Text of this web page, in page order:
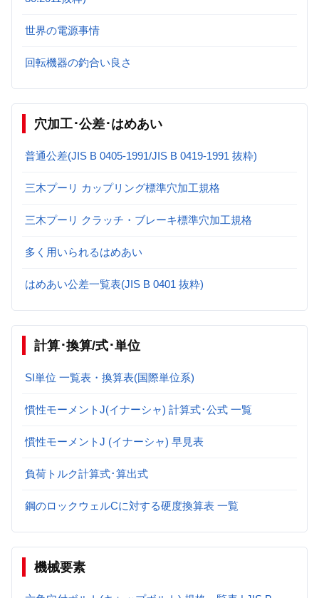
世界の電源事情
回転機器の釣合い良さ
穴加工･公差･はめあい
普通公差(JIS B 0405-1991/JIS B 0419-1991 抜粋)
三木プーリ カップリング標準穴加工規格
三木プーリ クラッチ・ブレーキ標準穴加工規格
多く用いられるはめあい
はめあい公差一覧表(JIS B 0401 抜粋)
計算･換算/式･単位
SI単位 一覧表・換算表(国際単位系)
慣性モーメントJ(イナーシャ) 計算式･公式 一覧
慣性モーメントJ (イナーシャ) 早見表
負荷トルク計算式･算出式
鋼のロックウェルCに対する硬度換算表 一覧
機械要素